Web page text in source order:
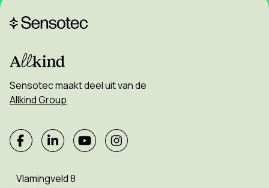
Sensotec maakt deel uit van de
Allkind Group
Vlamingveld 8